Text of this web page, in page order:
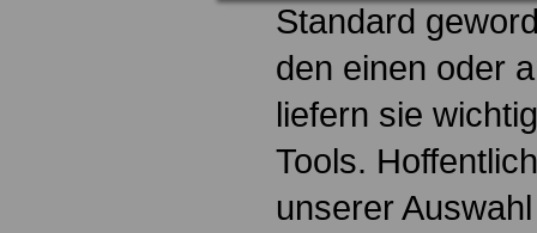
Standard
den einen oder
liefern sie
Tools.
unserer